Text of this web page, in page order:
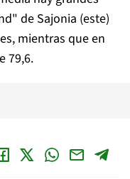
de Sajonia (este)
mientras que en
79,6.